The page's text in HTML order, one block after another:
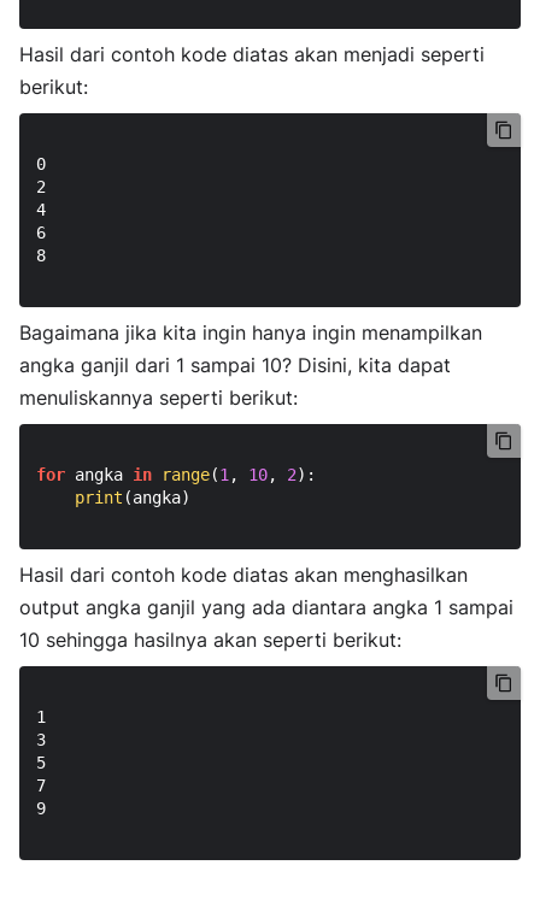
Hasil dari contoh kode diatas akan menjadi seperti
berikut:
0
2
4
6
8
Bagaimana jika kita ingin hanya ingin menampilkan
angka ganjil dari 1 sampai 10? Disini, kita dapat
menuliskannya seperti berikut:
for angka in range(1, 10, 2):
print (angka)
Hasil dari contoh kode diatas akan menghasilkan
output angka ganjil yang ada diantara angka 1 sampai
10 sehingga hasilnya akan seperti berikut:
1
3
5
7
9